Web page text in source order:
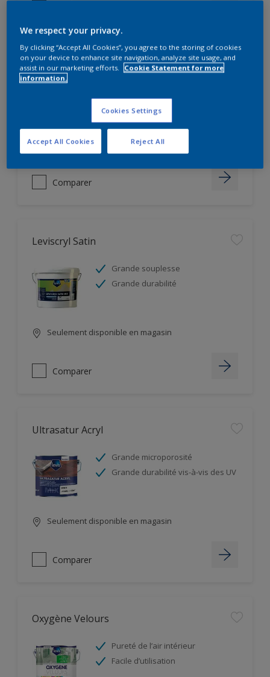
Ambiance Velours Color
Résistant au lustrage
Seulement disponible en magasin
Comparer
Leviscryl Satin
Grande souplesse
Grande durabilité
Seulement disponible en magasin
Comparer
Ultrasatur Acryl
Grande microporosité
Grande durabilité vis-à-vis des UV
Seulement disponible en magasin
Comparer
Oxygène Velours
Pureté de l’air intérieur
Facile d’utilisation
We respect your privacy.
By clicking “Accept All Cookies”, you agree to the storing of cookies
on your device to enhance site navigation, analyze site usage, and
assist in our marketing efforts.
Cookie Statement for more
information.
Cookies Settings
Reject All
Accept All Cookies